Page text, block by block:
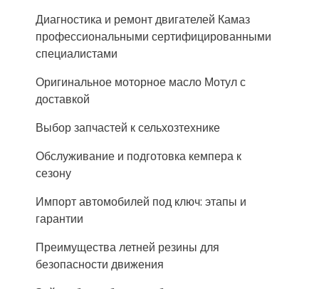
Диагностика и ремонт двигателей Камаз
профессиональными сертифицированными
специалистами
Оригинальное моторное масло Мотул с
доставкой
Выбор запчастей к сельхозтехнике
Обслуживание и подготовка кемпера к
сезону
Импорт автомобилей под ключ: этапы и
гарантии
Преимущества летней резины для
безопасности движения